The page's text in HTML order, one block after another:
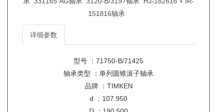
151816轴承
详细参数
型号 ：71750-B/71425
轴承类型 ：单列圆锥滚子轴承
品牌 ：TIMKEN
d ：107.950